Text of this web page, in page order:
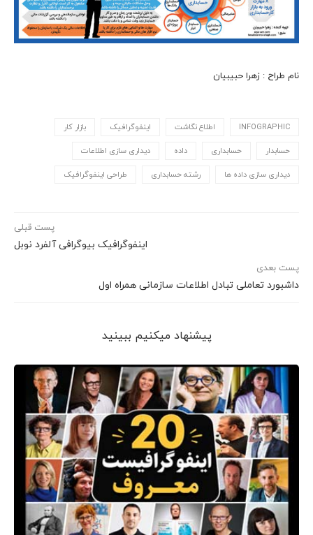
نام طراح : زهرا حبیبیان
INFOGRAPHIC اطلاع نگاشت اینفوگرافیک بازار کار
حسابدار حسابداری داده دیداری سازی اطلاعات
دیداری سازی داده ها رشته حسابداری طراحی اینفوگرافیک
پست قبلی
اینفوگرافیک بیوگرافی آلفرد نوبل
پست بعدی
داشبورد تعاملی تبادل اطلاعات سازمانی همراه اول
پیشنهاد می‎کنیم ببینید